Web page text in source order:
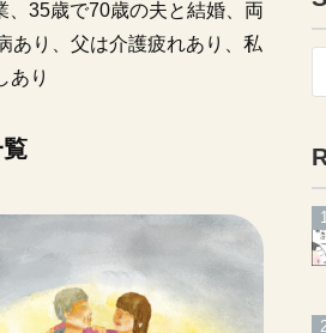
、35歳で70歳の夫と結婚、両
あり、父は介護疲れあり、私
あり
索